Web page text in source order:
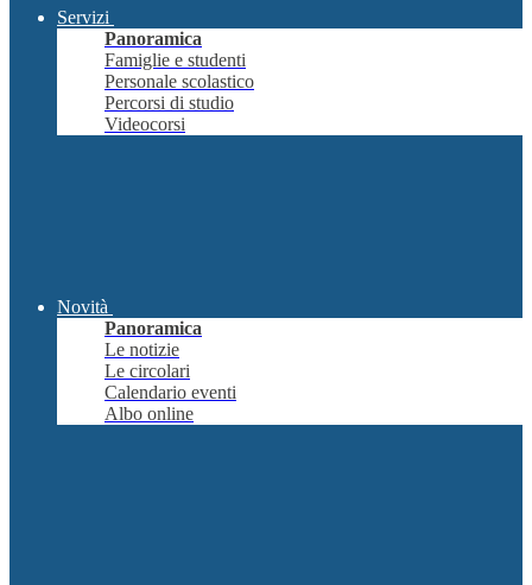
Servizi
Panoramica
Famiglie e studenti
Personale scolastico
Percorsi di studio
Videocorsi
Novità
Panoramica
Le notizie
Le circolari
Calendario eventi
Albo online